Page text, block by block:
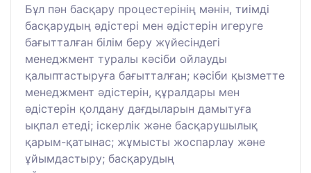
Бұл пән басқару процестерінің мәнін, тиімді
басқарудың әдістері мен әдістерін игеруге
бағытталған білім беру жүйесіндегі
менеджмент туралы кәсіби ойлауды
қалыптастыруға бағытталған; кәсіби қызметте
менеджмент әдістерін, құралдары мен
әдістерін қолдану дағдыларын дамытуға
ықпал етеді; іскерлік және басқарушылық
қарым-қатынас; жұмысты жоспарлау және
ұйымдастыру; басқарудың